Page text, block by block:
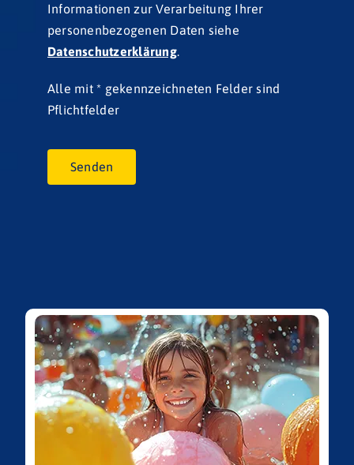
Informationen zur Verarbeitung Ihrer
personenbezogenen Daten siehe
Datenschutzerklärung.
Alle mit * gekennzeichneten Felder sind
Pflichtfelder
Senden